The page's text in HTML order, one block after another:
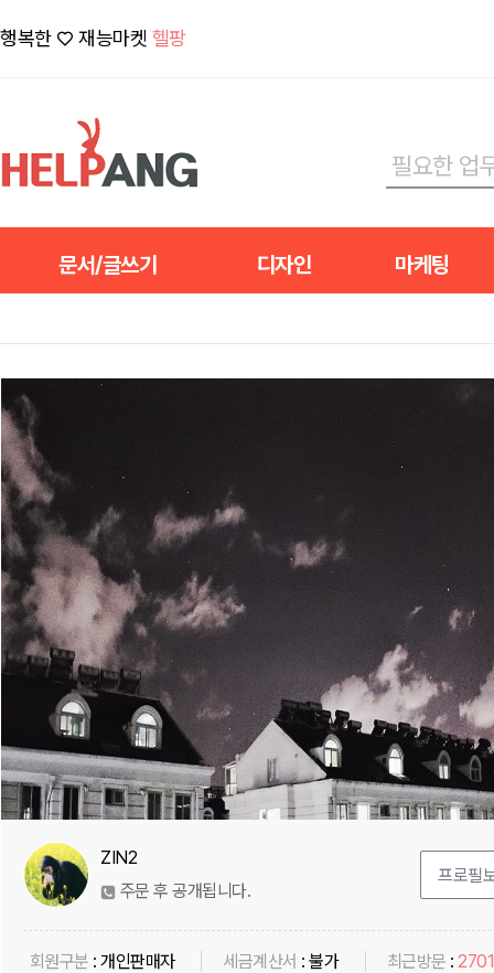
행복한 ♡ 재능마켓 헬팡
문서/글쓰기 디자인 마케팅
ZIN2
주문 후 공개됩니다.
회원구분 :개인판매자 세금계산서 :불가 최근방문 :